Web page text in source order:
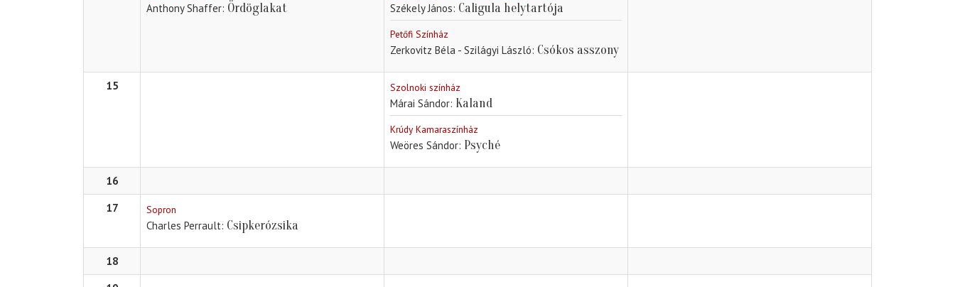
Anthony Shaffer Ördöglakat Székely János Caligula helytartója
Petőfi Színház
Zerkovitz Béla - Szilágyi László Csókos asszony
15 Szolnoki színház
Márai Sándor Kaland
Krúdy Kamaraszínház
Weöres Sándor Psyché
16
17
Sopron
Charles Perrault Csipkerózsika
18